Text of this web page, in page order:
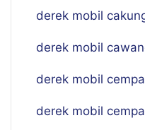
derek mobil
derek mobil
derek mobil
derek mobil